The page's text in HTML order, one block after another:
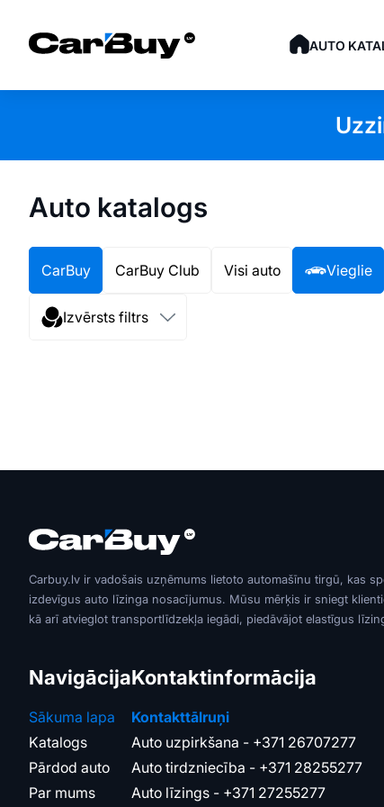
AUTO
Auto katalogs
CarBuy CarBuy Club Visi auto Vieglie
Izvērsts filtrs
Carbuy.lv ir vadošais uzņēmums lietoto automašīnu tirgū, kas
izdevīgus auto līzinga nosacījumus. Mūsu mērķis ir sniegt
kā arī atvieglot transportlīdzekļa iegādi, piedāvājot elastīgus
Navigācija
Sākuma lapa
Katalogs
Pārdod auto
Par mums
Kontaktinformācija
Kontakttālruņi
Auto uzpirkšana - +371 26707277
Auto tirdzniecība - +371 28255277
Auto līzings - +371 27255277